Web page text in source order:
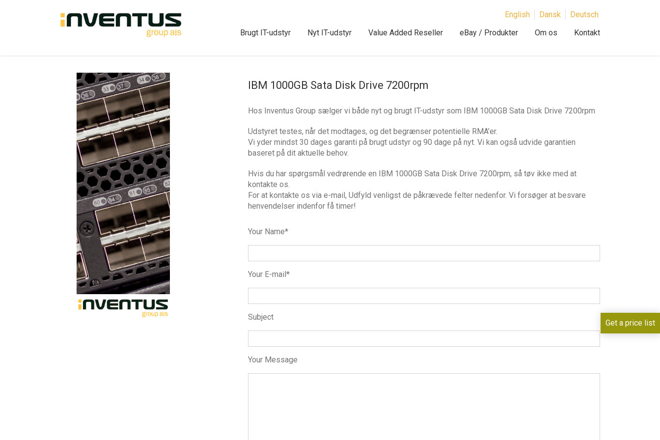
Brugt IT-udstyr Nyt IT-udstyr Value Added Reseller eBay / Produkter Om os Kontakt
English Dansk Deutsch
IBM 1000GB Sata Disk Drive 7200rpm
Hos Inventus Group sælger vi både nyt og brugt IT-udstyr som IBM 1000GB Sata Disk Drive 7200rpm
Udstyret testes, når det modtages, og det begrænser potentielle RMA’er.
Vi yder mindst 30 dages garanti på brugt udstyr og 90 dage på nyt. Vi kan også udvide garantien
baseret på dit aktuelle behov.
Hvis du har spørgsmål vedrørende en IBM 1000GB Sata Disk Drive 7200rpm, så tøv ikke med at
kontakte os.
For at kontakte os via e-mail, Udfyld venligst de påkrævede felter nedenfor. Vi forsøger at besvare
henvendelser indenfor få timer!
Your Name*
Your E-mail*
Subject
Your Message
Get a price list